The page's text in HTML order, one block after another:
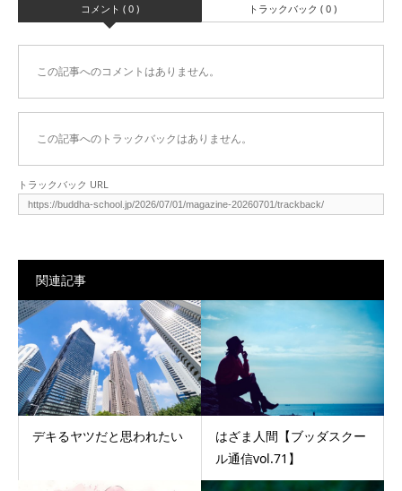
コメント ( 0 ) トラックバック ( 0 )
この記事へのコメントはありません。
この記事へのトラックバックはありません。
トラックバック URL
関連記事
デキるヤツだと思われたい
はざま人間【ブッダスクー
ル通信vol.71】